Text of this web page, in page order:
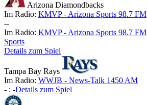
Arizona Diamondbacks
Im Radio: KMVP - Arizona Sports 98.7 FM
--
Im Radio: KMVP - Arizona Sports 98.7 FM
Sports
Details zum Spiel
Tampa Bay Rays
Im Radio: WWJB - News-Talk 1450 AM
- : -Details zum Spiel